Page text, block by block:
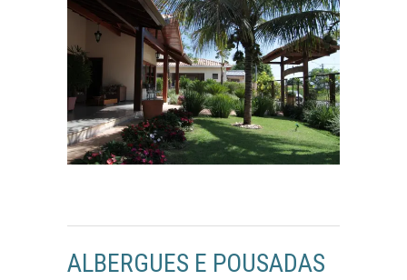
ALBERGUES E POUSADAS